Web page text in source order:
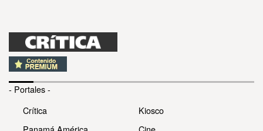
- Portales -
Crítica
Kiosco